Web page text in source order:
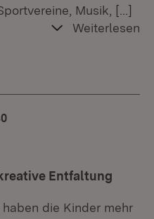
Musik, […]
Weiterlesen
Entfaltung
die Kinder mehr